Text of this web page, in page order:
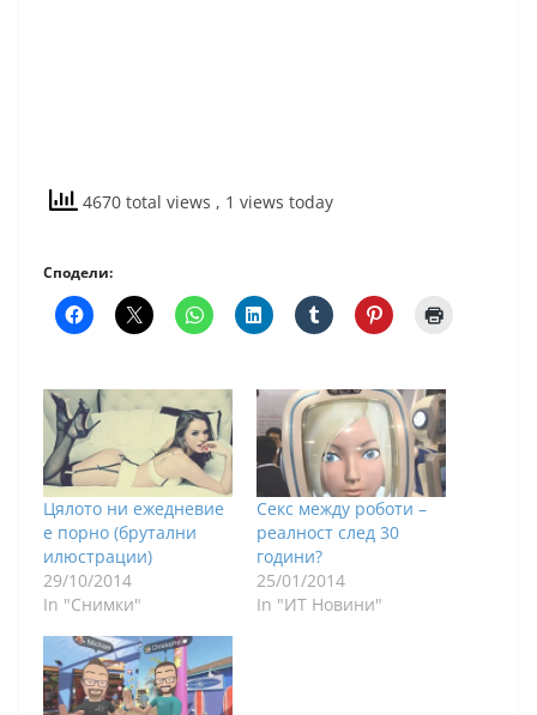
4670 total views , 1 views today
Сподели:
Цялото ни ежедневие
е порно (брутални
илюстрации)
29/10/2014
In "Снимки"
Секс между роботи –
реалност след 30
години?
25/01/2014
In "ИТ Новини"